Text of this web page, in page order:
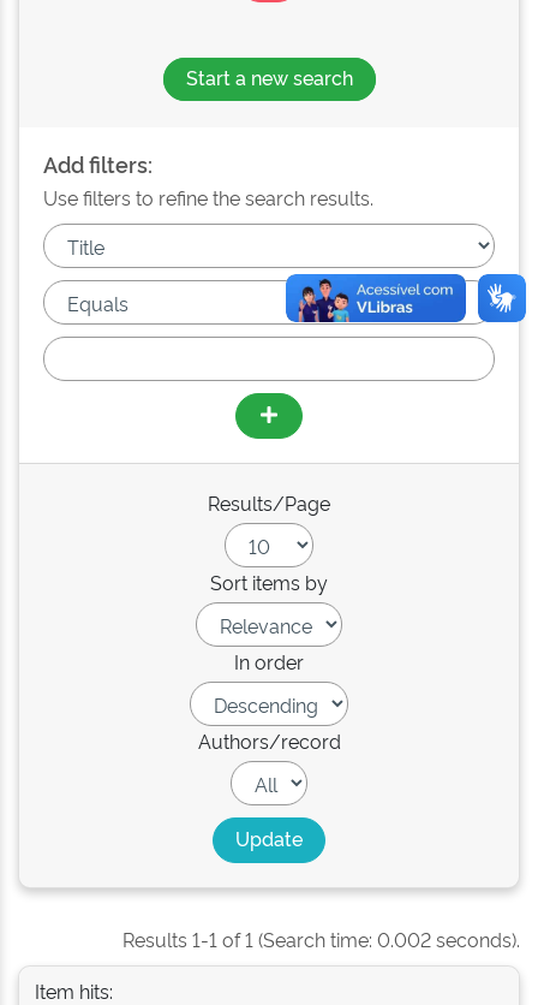
Start a new search
Add filters:
Use filters to refine the search results.
Results/Page
Sort items by
In order
Authors/record
Results 1-1 of 1 (Search time: 0.002 seconds).
Item hits: